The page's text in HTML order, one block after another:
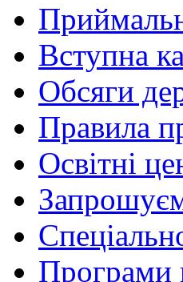
Вступна
Обсяги
Правила
Освітні
Програми